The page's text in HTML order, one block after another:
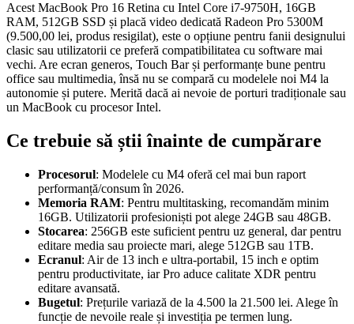
Acest MacBook Pro 16 Retina cu Intel Core i7-9750H, 16GB
RAM, 512GB SSD și placă video dedicată Radeon Pro 5300M
(9.500,00 lei, produs resigilat), este o opțiune pentru fanii designului
clasic sau utilizatorii ce preferă compatibilitatea cu software mai
vechi. Are ecran generos, Touch Bar și performanțe bune pentru
office sau multimedia, însă nu se compară cu modelele noi M4 la
autonomie și putere. Merită dacă ai nevoie de porturi tradiționale sau
un MacBook cu procesor Intel.
Ce trebuie să știi înainte de cumpărare
Procesorul: Modelele cu M4 oferă cel mai bun raport
performanță/consum în 2026.
Memoria RAM: Pentru multitasking, recomandăm minim
16GB. Utilizatorii profesioniști pot alege 24GB sau 48GB.
Stocarea: 256GB este suficient pentru uz general, dar pentru
editare media sau proiecte mari, alege 512GB sau 1TB.
Ecranul: Air de 13 inch e ultra-portabil, 15 inch e optim
pentru productivitate, iar Pro aduce calitate XDR pentru
editare avansată.
Bugetul: Prețurile variază de la 4.500 la 21.500 lei. Alege în
funcție de nevoile reale și investiția pe termen lung.